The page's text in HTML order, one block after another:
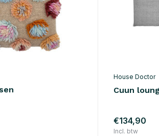
House Doctor
Cuun
€134,90
Incl. btw